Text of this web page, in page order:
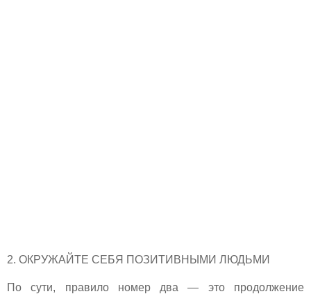
2. ОКРУЖАЙТЕ СЕБЯ ПОЗИТИВНЫМИ ЛЮДЬМИ
По сути, правило номер два — это продолжение